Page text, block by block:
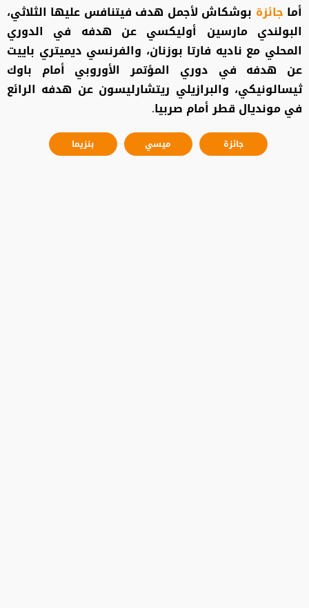
أما جائزة بوشكاش لأجمل هدف فيتنافس عليها الثلاثي،
البولندي مارسين أوليكسي عن هدفه في الدوري
المحلي مع ناديه فارتا بوزنان، والفرنسي ديميتري باييت
عن هدفه في دوري المؤتمر الأوروبي أمام باوك
ثيسالونيكي، والبرازيلي ريتشارليسون عن هدفه الرائع
في مونديال قطر أمام صربيا.
جائزة ميسي بنزيما